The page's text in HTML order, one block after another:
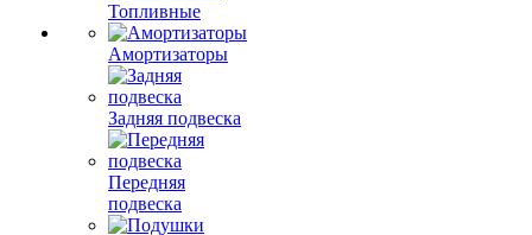
Топливные
Амортизаторы
Задняя подвеска
Передняя
подвеска